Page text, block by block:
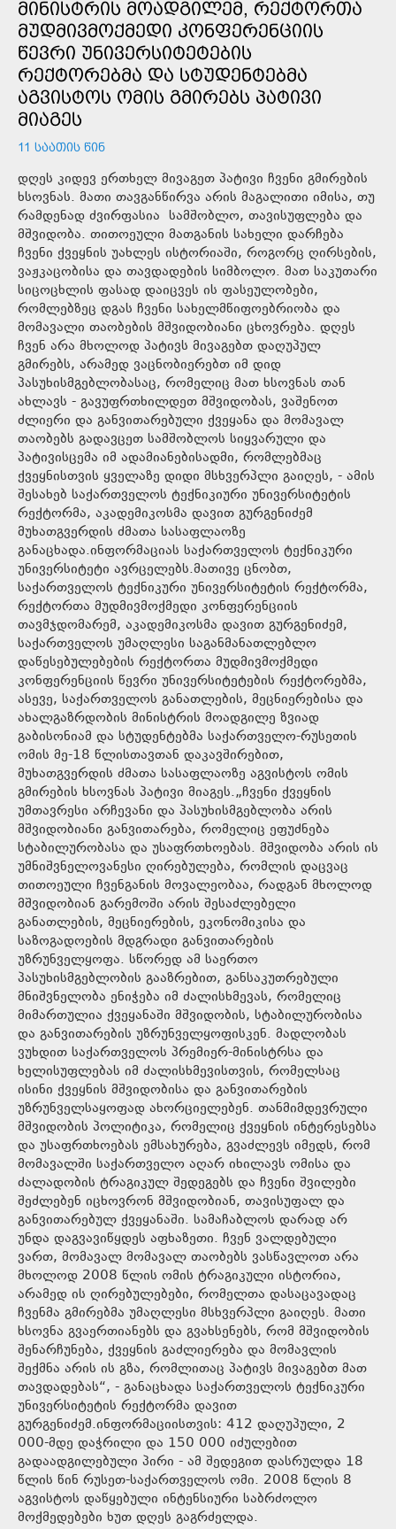
ᲛᲘᲜᲘᲡᲢᲠᲘᲡ ᲛᲝᲐᲓᲒᲘᲚᲔᲛ, ᲠᲔᲥᲢᲝᲠᲗᲐ
ᲛᲣᲓᲛᲘᲕᲛᲝᲥᲛᲔᲓᲘ ᲙᲝᲜᲤᲔᲠᲔᲜᲪᲘᲘᲡ
ᲬᲔᲕᲠᲘ ᲣᲜᲘᲕᲔᲠᲡᲘᲢᲔᲢᲔᲑᲘᲡ
ᲠᲔᲥᲢᲝᲠᲔᲑᲛᲐ ᲓᲐ ᲡᲢᲣᲓᲔᲜᲢᲔᲑᲛᲐ
ᲐᲒᲕᲘᲡᲢᲝᲡ ᲝᲛᲘᲡ ᲒᲛᲘᲠᲔᲑᲡ ᲞᲐᲢᲘᲕᲘ
ᲛᲘᲐᲒᲔᲡ
11 ᲡᲐᲐᲗᲘᲡ ᲬᲘᲜ
დღეს კიდევ ერთხელ მივაგეთ პატივი ჩვენი გმირების
ხსოვნას. მათი თავგანწირვა არის მაგალითი იმისა, თუ
რამდენად ძვირფასია სამშობლო, თავისუფლება და
მშვიდობა. თითოეული მათგანის სახელი დარჩება
ჩვენი ქვეყნის უახლეს ისტორიაში, როგორც ღირსების,
ვაჟკაცობისა და თავდადების სიმბოლო. მათ საკუთარი
სიცოცხლის ფასად დაიცვეს ის ფასეულობები,
რომლებზეც დგას ჩვენი სახელმწიფოებრიობა და
მომავალი თაობების მშვიდობიანი ცხოვრება. დღეს
ჩვენ არა მხოლოდ პატივს მივაგებთ დაღუპულ
გმირებს, არამედ ვაცნობიერებთ იმ დიდ
პასუხისმგებლობასაც, რომელიც მათ ხსოვნას თან
ახლავს - გავუფრთხილდეთ მშვიდობას, ვაშენოთ
ძლიერი და განვითარებული ქვეყანა და მომავალ
თაობებს გადავცეთ სამშობლოს სიყვარული და
პატივისცემა იმ ადამიანებისადმი, რომლებმაც
ქვეყნისთვის ყველაზე დიდი მსხვერპლი გაიღეს, - ამის
შესახებ საქართველოს ტექნიკიური უნივერსიტეტის
რექტორმა, აკადემიკოსმა დავით გურგენიძემ
მუხათგვერდის ძმათა სასაფლაოზე
განაცხადა.ინფორმაციას საქართველოს ტექნიკური
უნივერსიტეტი ავრცელებს.მათივე ცნობთ,
საქართველოს ტექნიკური უნივერსიტეტის რექტორმა,
რექტორთა მუდმივმოქმედი კონფერენციის
თავმჯდომარემ, აკადემიკოსმა დავით გურგენიძემ,
საქართველოს უმაღლესი საგანმანათლებლო
დაწესებულებების რექტორთა მუდმივმოქმედი
კონფერენციის წევრი უნივერსიტეტების რექტორებმა,
ასევე, საქართველოს განათლების, მეცნიერებისა და
ახალგაზრდობის მინისტრის მოადგილე ზვიად
გაბისონიამ და სტუდენტებმა საქართველო-რუსეთის
ომის მე-18 წლისთავთან დაკავშირებით,
მუხათგვერდის ძმათა სასაფლაოზე აგვისტოს ომის
გმირების ხსოვნას პატივი მიაგეს.„ჩვენი ქვეყნის
უმთავრესი არჩევანი და პასუხისმგებლობა არის
მშვიდობიანი განვითარება, რომელიც ეფუძნება
სტაბილურობასა და უსაფრთხოებას. მშვიდობა არის ის
უმნიშვნელოვანესი ღირებულება, რომლის დაცვაც
თითოეული ჩვენგანის მოვალეობაა, რადგან მხოლოდ
მშვიდობიან გარემოში არის შესაძლებელი
განათლების, მეცნიერების, ეკონომიკისა და
საზოგადოების მდგრადი განვითარების
უზრუნველყოფა. სწორედ ამ საერთო
პასუხისმგებლობის გააზრებით, განსაკუთრებული
მნიშვნელობა ენიჭება იმ ძალისხმევას, რომელიც
მიმართულია ქვეყანაში მშვიდობის, სტაბილურობისა
და განვითარების უზრუნველყოფისკენ. მადლობას
ვუხდით საქართველოს პრემიერ-მინისტრსა და
ხელისუფლებას იმ ძალისხმევისთვის, რომელსაც
ისინი ქვეყნის მშვიდობისა და განვითარების
უზრუნველსაყოფად ახორციელებენ. თანმიმდევრული
მშვიდობის პოლიტიკა, რომელიც ქვეყნის ინტერესებსა
და უსაფრთხოებას ემსახურება, გვაძლევს იმედს, რომ
მომავალში საქართველო აღარ იხილავს ომისა და
ძალადობის ტრაგიკულ შედეგებს და ჩვენი შვილები
შეძლებენ იცხოვრონ მშვიდობიან, თავისუფალ და
განვითარებულ ქვეყანაში. სამაჩაბლოს დარად არ
უნდა დაგვავიწყდეს აფხაზეთი. ჩვენ ვალდებული
ვართ, მომავალ მომავალ თაობებს ვასწავლოთ არა
მხოლოდ 2008 წლის ომის ტრაგიკული ისტორია,
არამედ ის ღირებულებები, რომელთა დასაცავადაც
ჩვენმა გმირებმა უმაღლესი მსხვერპლი გაიღეს. მათი
ხსოვნა გვაერთიანებს და გვახსენებს, რომ მშვიდობის
შენარჩუნება, ქვეყნის გაძლიერება და მომავლის
შექმნა არის ის გზა, რომლითაც პატივს მივაგებთ მათ
თავდადებას“, - განაცხადა საქართველოს ტექნიკური
უნივერსიტეტის რექტორმა დავით
გურგენიძემ.ინფორმაციისთვის: 412 დაღუპული, 2
000-მდე დაჭრილი და 150 000 იძულებით
გადაადგილებული პირი - ამ შედეგით დასრულდა 18
წლის წინ რუსეთ-საქართველოს ომი. 2008 წლის 8
აგვისტოს დაწყებული ინტენსიური საბრძოლო
მოქმედებები ხუთ დღეს გაგრძელდა.